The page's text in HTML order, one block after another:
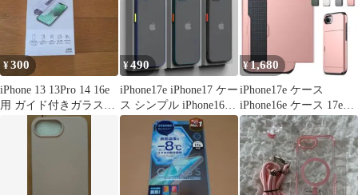
ム 液晶保護 衝撃吸収
指紋防止 画面保護フィ
ルム iPhone17 17Pro 17e
16Pro 16e 14 13Pro 13
¥300
iPhone 13 13Pro 14 16e
用 ガイド付きガラスフ
ィルム
¥490
iPhone17e iPhone17 ケー
ス シンプル iPhone16
iPhone16e カバー 半透
明 マット アイフォン16
アイフォン16e 黒 ブラ
ック 緑 グリーン 紺 ネ
イビー 指紋防止 送料無
¥1,680
iPhone17e ケース
iPhone16e ケース 17e
16e カバー